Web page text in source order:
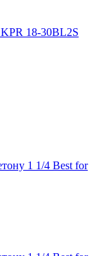
18-30BL2S
1 1/4 Best for